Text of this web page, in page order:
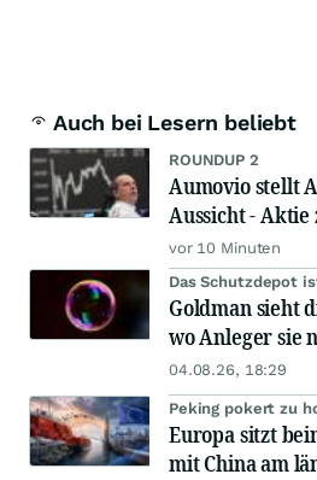
Auch bei Lesern beliebt
ROUNDUP 2
Aumovio stellt
Aussicht - Aktie
vor 10 Minuten
Das Schutzdepot
Goldman sieht
wo Anleger sie
04.08.26, 18:29
Peking pokert zu
Europa sitzt
mit China am